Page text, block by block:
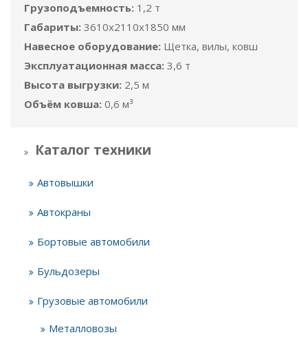
Грузоподъемность: 1,2 т
Габариты: 3610х2110x1850 мм
Навесное оборудование: Щетка, вилы, ковш
Эксплуатационная масса: 3,6 т
Высота выгрузки: 2,5 м
Объём ковша: 0,6 м³
Каталог техники
Автовышки
Автокраны
Бортовые автомобили
Бульдозеры
Грузовые автомобили
Металловозы